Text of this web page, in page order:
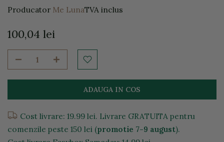
Producator Me LunaTVA inclus
100,04 lei
ADAUGA IN COS
Cost livrare: 19.99 lei. Livrare GRATUITA pentru
comenzile peste 150 lei (promotie 7-9 august).